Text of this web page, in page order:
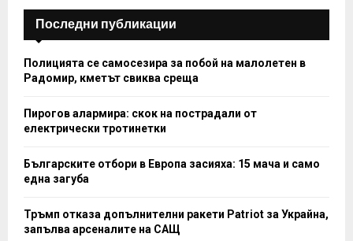
H
Последни публикации
Полицията се самосезира за побой на малолетен в
Радомир, кметът свиква среща
Пирогов алармира: скок на пострадали от
електрически тротинетки
Българските отбори в Европа засияха: 15 мача и само
една загуба
Тръмп отказа допълнителни ракети Patriot за Украйна,
запълва арсеналите на САЩ